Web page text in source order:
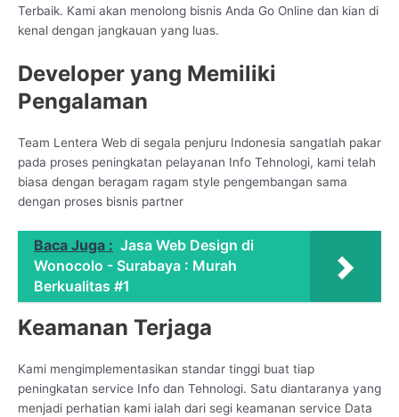
Terbaik. Kami akan menolong bisnis Anda Go Online dan kian di
kenal dengan jangkauan yang luas.
Developer yang Memiliki
Pengalaman
Team Lentera Web di segala penjuru Indonesia sangatlah pakar
pada proses peningkatan pelayanan Info Tehnologi, kami telah
biasa dengan beragam ragam style pengembangan sama
dengan proses bisnis partner
Baca Juga : Jasa Web Design di
Wonocolo - Surabaya : Murah
Berkualitas #1
Keamanan Terjaga
Kami mengimplementasikan standar tinggi buat tiap
peningkatan service Info dan Tehnologi. Satu diantaranya yang
menjadi perhatian kami ialah dari segi keamanan service Data